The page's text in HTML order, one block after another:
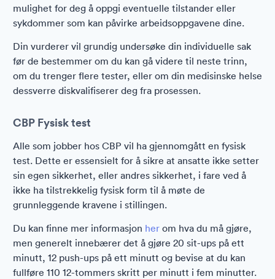
mulighet for deg å oppgi eventuelle tilstander eller
sykdommer som kan påvirke arbeidsoppgavene dine.
Din vurderer vil grundig undersøke din individuelle sak
før de bestemmer om du kan gå videre til neste trinn,
om du trenger flere tester, eller om din medisinske helse
dessverre diskvalifiserer deg fra prosessen.
CBP Fysisk test
Alle som jobber hos CBP vil ha gjennomgått en fysisk
test. Dette er essensielt for å sikre at ansatte ikke setter
sin egen sikkerhet, eller andres sikkerhet, i fare ved å
ikke ha tilstrekkelig fysisk form til å møte de
grunnleggende kravene i stillingen.
Du kan finne mer informasjon her om hva du må gjøre,
men generelt innebærer det å gjøre 20 sit-ups på ett
minutt, 12 push-ups på ett minutt og bevise at du kan
fullføre 110 12-tommers skritt per minutt i fem minutter.